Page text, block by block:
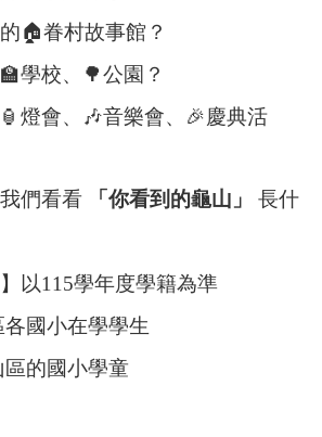
🏠眷村故事館？
🏫學校、 🌳 公園？
🏮 燈會、 🎶音樂會、 🎉 慶典活
我們看看 「你看到的龜山」
長什
】以115學年度學籍為準
國小在學學生
的國小學童